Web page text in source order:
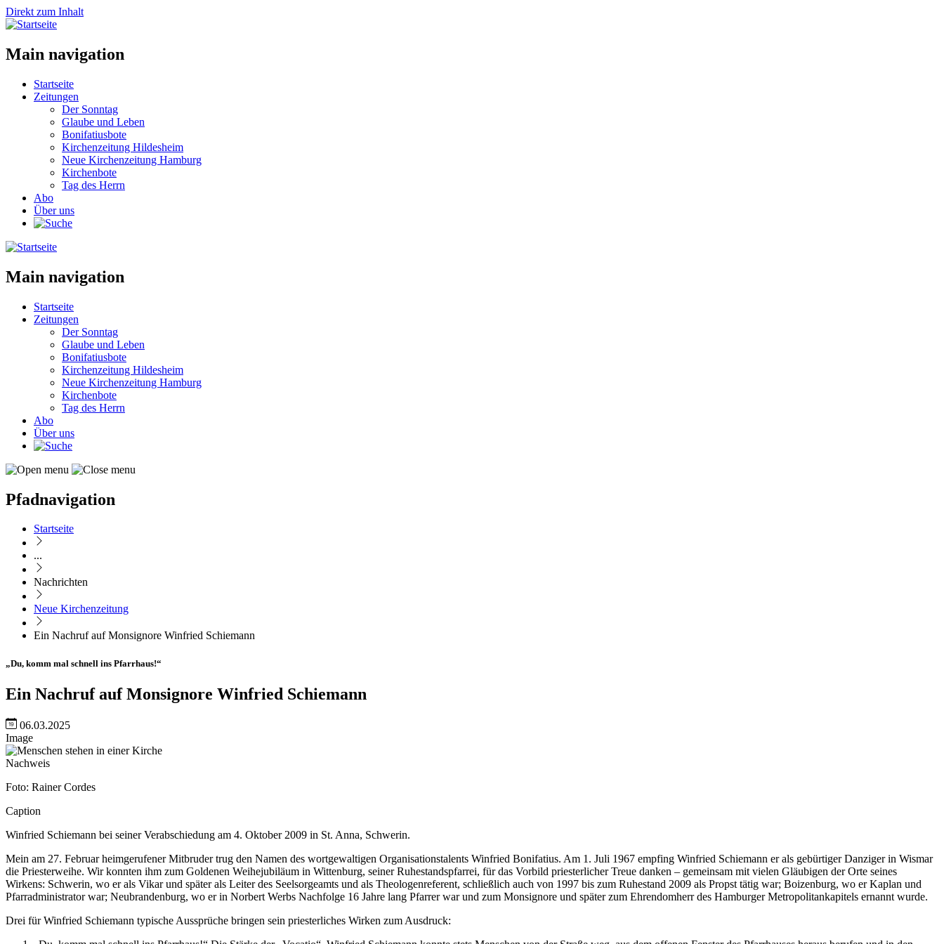
Direkt zum Inhalt
Main navigation
Startseite
Zeitungen
Der Sonntag
Glaube und Leben
Bonifatiusbote
Kirchenzeitung Hildesheim
Neue Kirchenzeitung Hamburg
Kirchenbote
Tag des Herrn
Abo
Über uns
Main navigation
Startseite
Zeitungen
Der Sonntag
Glaube und Leben
Bonifatiusbote
Kirchenzeitung Hildesheim
Neue Kirchenzeitung Hamburg
Kirchenbote
Tag des Herrn
Abo
Über uns
Pfadnavigation
Startseite
...
Nachrichten
Neue Kirchenzeitung
Ein Nachruf auf Monsignore Winfried Schiemann
„Du, komm mal schnell ins Pfarrhaus!“
Ein Nachruf auf Monsignore Winfried Schiemann
06.03.2025
Image
Nachweis
Foto: Rainer Cordes
Caption
Winfried Schiemann bei seiner Verabschiedung am 4. Oktober 2009 in St. Anna, Schwerin.
Mein am 27. Februar heimgerufener Mitbruder trug den Namen des wortgewaltigen Organisationstalents Winfried Bonifatius. Am 1. Juli 1967 empfing Winfried Schiemann er als gebürtiger Danziger in Wismar
die Priesterweihe. Wir konnten ihm zum Goldenen Weihejubiläum in Wittenburg, seiner Ruhestandspfarrei, für das Vorbild priesterlicher Treue danken – gemeinsam mit vielen Gläubigen der Orte seines
Wirkens: Schwerin, wo er als Vikar und später als Leiter des Seelsorgeamts und als Theologenreferent, schließlich auch von 1997 bis zum Ruhestand 2009 als Propst tätig war; Boizenburg, wo er Kaplan und
Pfarradministrator war; Neubrandenburg, wo er in Norbert Werbs Nachfolge 16 Jahre lang Pfarrer war und zum Monsignore und später zum Ehrendomherr des Hamburger Metropolitankapitels ernannt wurde.
Drei für Winfried Schiemann typische Aussprüche bringen sein priesterliches Wirken zum Ausdruck: